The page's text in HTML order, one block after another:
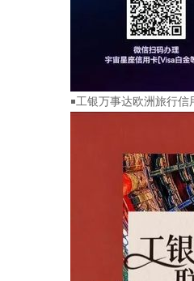
￭工银万事达欧洲旅行信